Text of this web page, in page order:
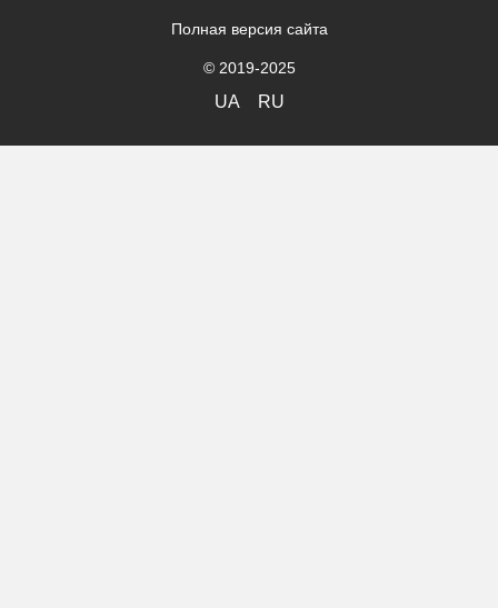
Полная версия сайта
© 2019-2025
UA RU